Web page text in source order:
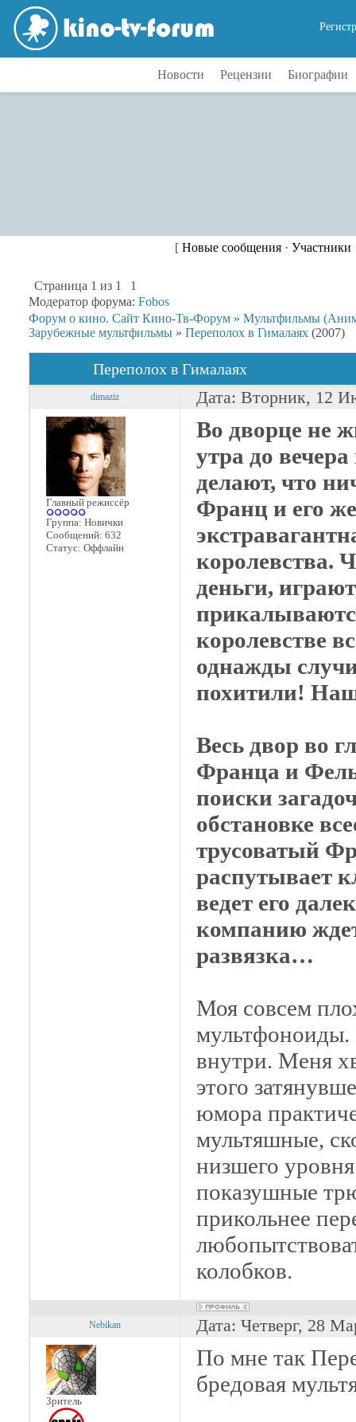
Новости Рецензии Биографии
[ Новые сообщения· Участники
Страница 1 из 1
1
Модератор форума: Fobos
Форум о кино. Сайт Кино-Тв-Форум » Мультфильмы
Зарубежные мультфильмы » Переполох в Гималаях (2007)
Переполох в Гималаях
dimaziz Дата: Вторник, 12
Главный режиссёр
Группа: Новички
Сообщений: 632
Статус: Оффлайн
Во дворце не
утра до
делают, что
Франц и его
королевства.
деньги,
королевстве
однажды
похитили!
Весь двор во
Франца и
поиски
обстановке
трусоватый
распутывает
ведет его
компанию
развязка…
Моя совсем
внутри. Меня
этого
юмора
мультяшные,
низшего
показушные
прикольнее
колобков.
Nebikan Дата: Четверг, 28
Зритель
По мне так
бредовая